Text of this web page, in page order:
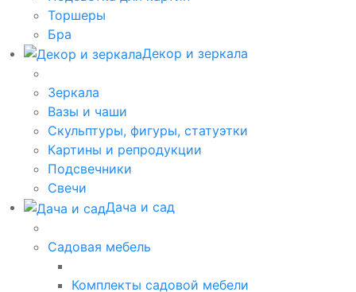
Торшеры
Бра
Декор и зеркала
Зеркала
Вазы и чаши
Скульптуры, фигуры, статуэтки
Картины и репродукции
Подсвечники
Свечи
Дача и сад
Садовая мебель
Комплекты садовой мебели